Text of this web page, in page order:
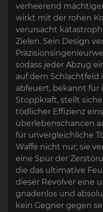
verheerend
wirkt mit der rohen
verursacht
Zielen. Sein Design
sodass jeder Abzug
auf dem Schlachtfeld
abfeuert, bekannt für
Stoppkraft, stellt
tödlicher Effizienz
überlebenschancen
für unvergleichliche
Waffe nicht nur; sie
eine Spur der
die das ultimative
dieser Revolver eine
gnadenlos und
kein Gegner gegen